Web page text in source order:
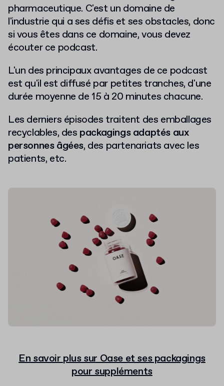
pharmaceutique. C'est un domaine de
l'industrie qui a ses défis et ses obstacles, donc
si vous êtes dans ce domaine, vous devez
écouter ce podcast.
L'un des principaux avantages de ce podcast
est qu'il est diffusé par petites tranches, d'une
durée moyenne de 15 à 20 minutes chacune.
Les derniers épisodes traitent des emballages
recyclables, des packagings adaptés aux
personnes âgées, des partenariats avec les
patients, etc.
En savoir plus sur Oase et ses packagings
pour suppléments